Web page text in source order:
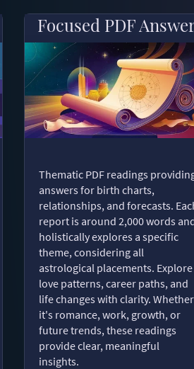
Focused PDF
Thematic PDF readings
answers for birth charts,
relationships, and forecasts.
report is around 2,000 words
holistically explores a specific
theme, considering all
astrological placements. Explore
love patterns, career paths, and
life changes with clarity. Whether
it's romance, work, growth, or
future trends, these readings
provide clear, meaningful
insights.